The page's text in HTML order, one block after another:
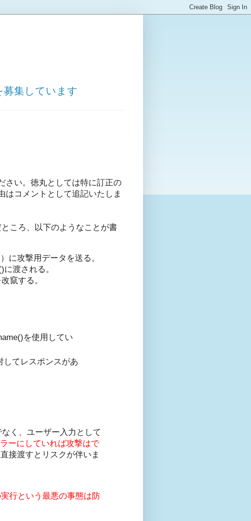
集しています
さい。徳丸としては特に訂正の
はコメントとして追記いたしま
ところ、以下のようなことが書
に攻撃用データを送る。
渡される。
竄する。
を使用してい
してレスポンスがあ
く、ユーザー入力として
ーにしていれば攻撃はで
接渡すとリスクが伴いま
行という最悪の事態は防